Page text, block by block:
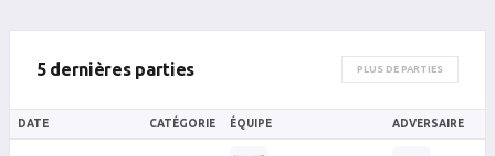
5 dernières parties PLUS DE PARTIES
DATE CATÉGORIE ÉQUIPE ADVERSAIRE